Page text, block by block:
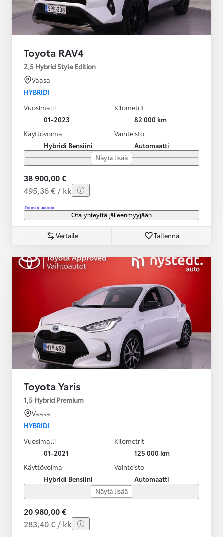
Toyota RAV4
2,5 Hybrid Style Edition
Vaasa
HYBRIDI
Vuosimalli
01-2023
Kilometrit
82 000 km
Käyttövoima
Hybridi Bensiini
Vaihteisto
Automaatti
Näytä lisää
38 900,00 €
495,36 € / kk
Tutustu autoon
Ota yhteyttä jälleenmyyjään
Vertaile Tallenna
Toyota Yaris
1,5 Hybrid Premium
Vaasa
HYBRIDI
Vuosimalli
01-2021
Kilometrit
125 000 km
Käyttövoima
Hybridi Bensiini
Vaihteisto
Automaatti
Näytä lisää
20 980,00 €
283,40 € / kk